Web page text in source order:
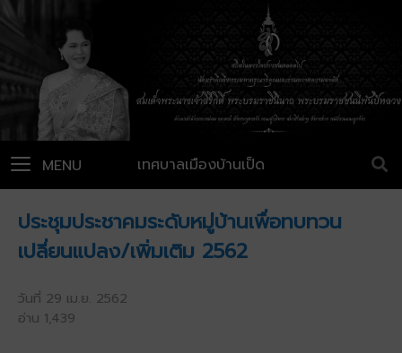
เทศบาลเมืองบ้านเป็ด
MENU
ประชุมประชาคมระดับหมู่บ้านเพื่อทบทวน
เปลี่ยนแปลง/เพิ่มเติม 2562
วันที่ 29 เม.ย. 2562
อ่าน 1,439